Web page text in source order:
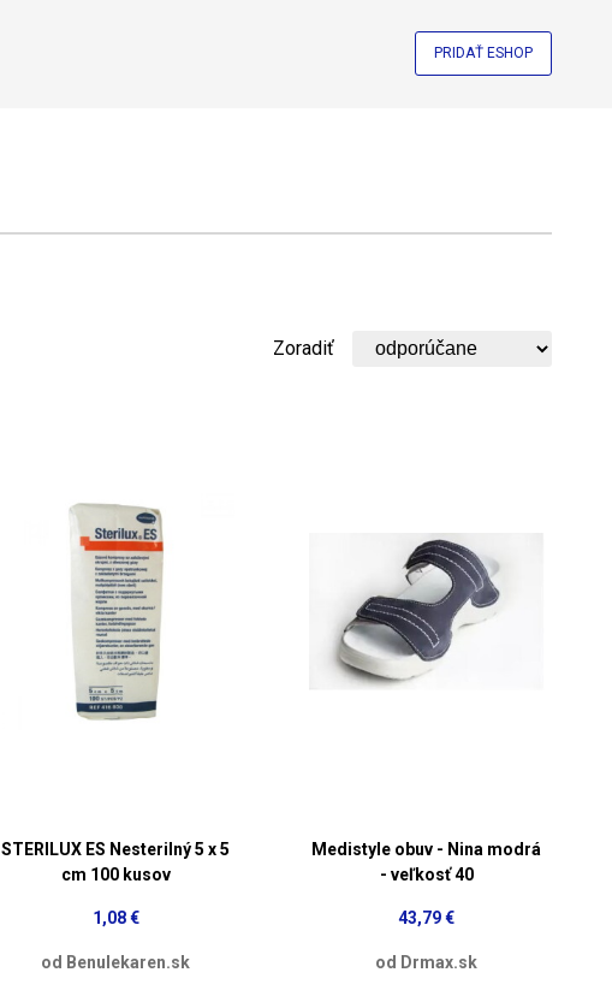
PRIDAŤ ESHOP
Zoradiť
STERILUX ES Nesterilný 5 x 5
cm 100 kusov
1,08 €
od Benulekaren.sk
Medistyle obuv - Nina modrá
- veľkosť 40
43,79 €
od Drmax.sk